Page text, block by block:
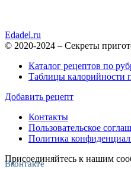
Edadel.ru
© 2020-2024 – Секреты
Каталог рецептов по
Таблицы калорийности
Добавить рецепт
Контакты
Пользовательское
Политика
Присоединяйтесь к нашим
Вконтакте